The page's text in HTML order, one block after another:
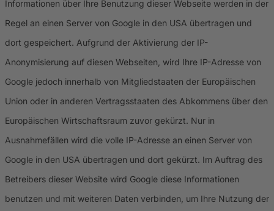
Informationen über Ihre Benutzung dieser Webseite werden in der
Regel an einen Server von Google in den USA übertragen und
dort gespeichert. Aufgrund der Aktivierung der IP-
Anonymisierung auf diesen Webseiten, wird Ihre IP-Adresse von
Google jedoch innerhalb von Mitgliedstaaten der Europäischen
Union oder in anderen Vertragsstaaten des Abkommens über den
Europäischen Wirtschaftsraum zuvor gekürzt. Nur in
Ausnahmefällen wird die volle IP-Adresse an einen Server von
Google in den USA übertragen und dort gekürzt. Im Auftrag des
Betreibers dieser Website wird Google diese Informationen
benutzen und mit weiteren Daten verbinden, um Ihre Nutzung der